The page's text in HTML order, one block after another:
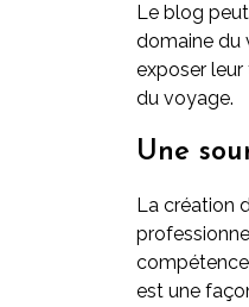
Le blog
domaine du
exposer
du voyage.
Une
La création
est une